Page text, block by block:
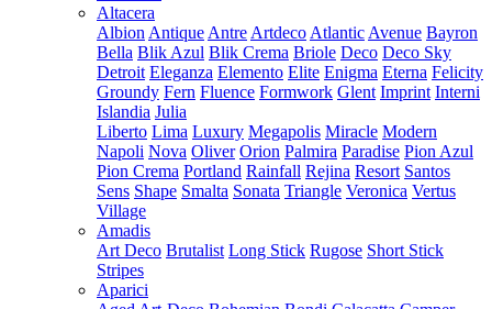
Altacera
Albion Antique Antre Artdeco Atlantic Avenue Bayron
Bella Blik Azul Blik Crema Briole Deco Deco Sky
Detroit Eleganza Elemento Elite Enigma Eterna Felicity
Groundy Fern Fluence Formwork Glent Imprint Interni
Islandia Julia
Liberto Lima Luxury Megapolis Miracle Modern
Napoli Nova Oliver Orion Palmira Paradise Pion Azul
Pion Crema Portland Rainfall Rejina Resort Santos
Sens Shape Smalta Sonata Triangle Veronica Vertus
Village
Amadis
Art Deco Brutalist Long Stick Rugose Short Stick
Stripes
Aparici